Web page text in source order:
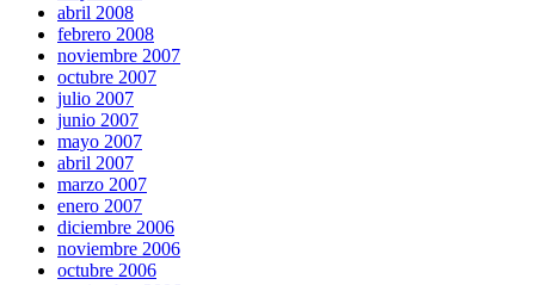
abril 2008
febrero 2008
noviembre 2007
octubre 2007
julio 2007
junio 2007
mayo 2007
abril 2007
marzo 2007
enero 2007
diciembre 2006
noviembre 2006
octubre 2006